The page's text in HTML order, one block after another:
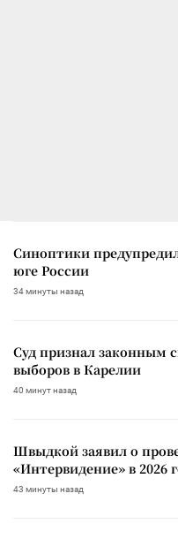
Синоптики
юге России
34 минуты назад
Суд признал законным
выборов в Карелии
40 минут назад
Швыдкой заявил о
«Интервидение» в 2026
43 минуты назад